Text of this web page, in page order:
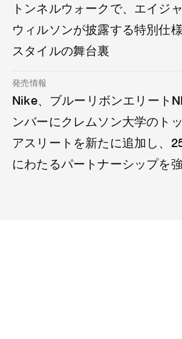
トンネルウォークで、エイジャ
ウィルソンが披露する特別仕
スタイルの舞台裏
発売情報
Nike、ブルーリボンエリート
ンバーにクレムソン大学のト
アスリートを新たに追加し、
にわたるパートナーシップを